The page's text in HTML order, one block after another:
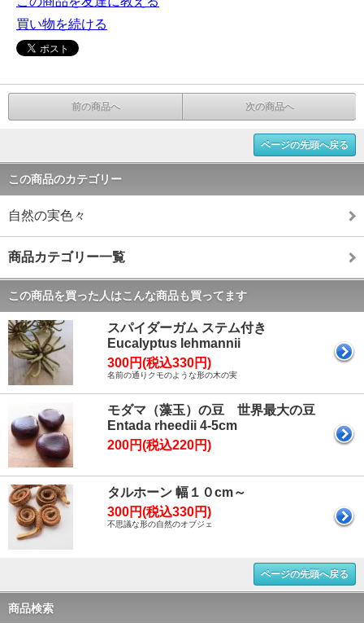
買い物を続ける
前の商品へ 次の商品へ
ページの先頭へ戻る
この商品のカテゴリー
自然の実色々
商品カテゴリー一覧
この商品を買った人はこんな商品も買ってます
スパイダーガム ステム付き
Eucalyptus lehmannii
300円(税込330円)
名前の通りクモのような形の木の実
モダマ（藻玉）の豆 世界最大の豆
Entada rheedii 4-5cm
200円(税込220円)
タルホーン 幅１０cm～
300円(税込330円)
不思議な形の自然のオブジェ
ページの先頭へ戻る
商品検索